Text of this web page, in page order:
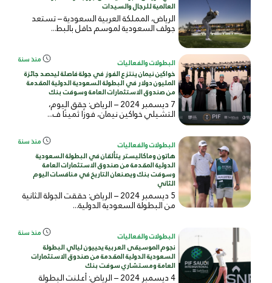
العالمية للرجال والسيدات
الرياض، المملكة العربية السعودية – تستعد
جولف السعودية لموسم حافل بالبط...
البطولات والفعاليات منذ سنة
خواكين نيمان ينتزع الفوز في جولة فاصلة ليحصد جائزة
المليون دولار في البطولة السعودية الدولية المقدمة
من صندوق الاستثمارات العامة وسوفت بنك
7 ديسمبر 2024 – الرياض: حقق اليوم،
التشيلي خواكين نيمان، فوزًا ثمينًا ف...
البطولات والفعاليات منذ سنة
هاتون وماكاليستر يتألقان في البطولة السعودية
الدولية المقدمة من صندوق الاستثمارات العامة
وسوفت بنك ويصنعان التاريخ في منافسات اليوم
الثاني
5 ديسمبر 2024 – الرياض: حققت الجولة الثانية
من البطولة السعودية الدولية...
البطولات والفعاليات منذ سنة
نجوم الموسيقى العربية يحييون ليالي البطولة
السعودية الدولية المقدمة من صندوق الاستثمارات
العامة ومستشاري سوفت بنك
4 ديسمبر 2024 – الرياض: أعلنت البطولة